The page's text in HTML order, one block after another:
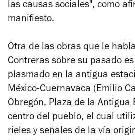
las causas sociales", como
manifiesto.
Otra de las obras que le
Contreras sobre su pasado es
plasmado en la antigua
México-Cuernavaca (Emilio
Obregón, Plaza de la Antigua
centro del pueblo, el cual
rieles y señales de la vía